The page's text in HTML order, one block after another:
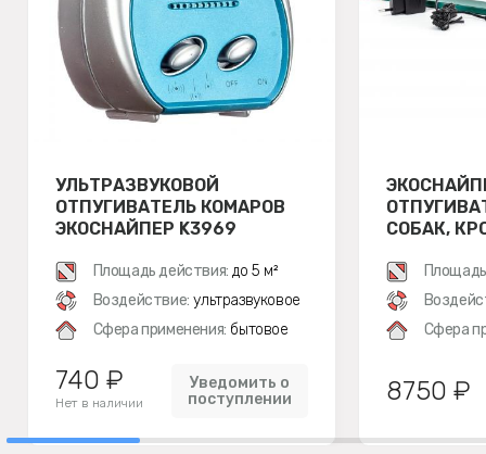
УЛЬТРАЗВУКОВОЙ
ОТПУГИВАТЕЛЬ КОМАРОВ
ЭКОСНАЙПЕР K3969
Площадь действия: до 5 м²
Воздействие: ультразвуковое
Сфера применения: бытовое
740 ₽
Нет в наличии
Уведомить о
поступлении
СОБАК,
Сфера
8750 ₽